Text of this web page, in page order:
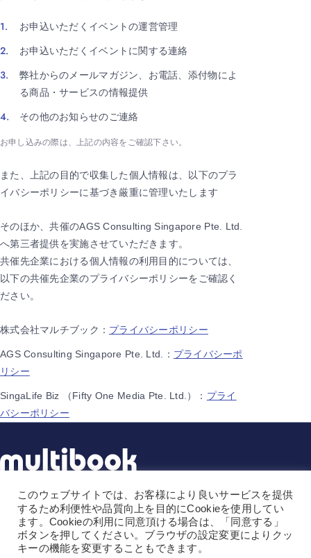
お申込いただくイベントの運営管理
お申込いただくイベントに関する連絡
弊社からのメールマガジン、お電話、添付物によ
る商品・サービスの情報提供
その他のお知らせのご連絡
お申し込みの際は、上記の内容をご確認下さい。
また、上記の目的で収集した個人情報は、以下のプラ
イバシーポリシーに基づき厳重に管理いたします
そのほか、共催のAGS Consulting Singapore Pte. Ltd.
へ第三者提供を実施させていただきます。
共催先企業における個人情報の利用目的については、
以下の共催先企業のプライバシーポリシーをご確認く
ださい。
株式会社マルチブック： プライバシーポリシー
AGS Consulting Singapore Pte. Ltd.： プライバシーポ
リシー
SingaLife Biz （Fifty One Media Pte. Ltd.）： プライ
バシーポリシー
株式会社マルチブック
〒141-0031
東京都品川区西五反田1-1-8
NMF五反田駅前ビル5階
このウェブサイトでは、お客様により良いサービスを提供
するため利便性や品質向上を目的にCookieを使用してい
ます。Cookieの利用に同意頂ける場合は、「同意する」
ボタンを押してください。ブラウザの設定変更によりクッ
キーの機能を変更することもできます。